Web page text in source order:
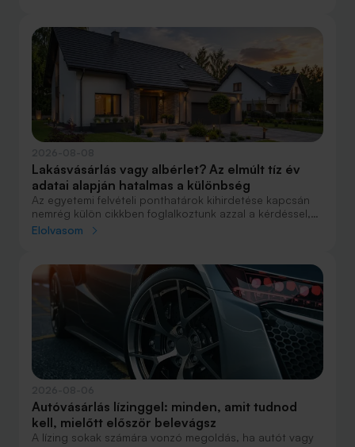
nagyobb jóváírásért?
Lakásvásárlás vagy albérlet? Az elmúlt tíz év
adatai alapján hatalmas a különbség
Az egyetemi felvételi ponthatárok kihirdetése kapcsán
nemrég külön cikkben foglalkoztunk azzal a kérdéssel,
hogy lakást venni vagy vásárolni éri meg jobban. Előző
csak teheti, annak mindenképpen megéri a
lakásvásárlás. De mi a helyzet akkor, ha inkább a
múltbéli adatokra koncentrálunk? Hogyan áll ma valaki,
aki 2016-ban lakást vásárolt, illetve valaki, aki a bérlés
mellett döntött, illetve jobb híján arra kényszerült?
Elolvasom
Autóvásárlás lízinggel: minden, amit tudnod
kell, mielőtt először belevágsz
A lízing sokak számára vonzó megoldás, ha autót vagy